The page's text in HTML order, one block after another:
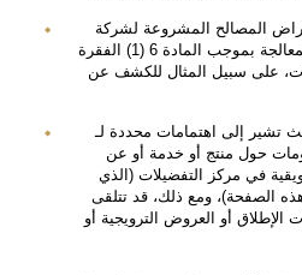
المصالح المشروعة لشركة
سالم بالحمر، فسيتم إجراء هذه المعالجة بموجب المادة 6 (1) الفقرة
على سبيل المثال للكشف عن
تشير إلى اهتمامات محددة لـ
حول منتج أو خدمة أو عن
في مركز التفضيلات (الذي
الصفحة)، ومع ذلك، قد تتلقى
أو العروض الترويجية أو